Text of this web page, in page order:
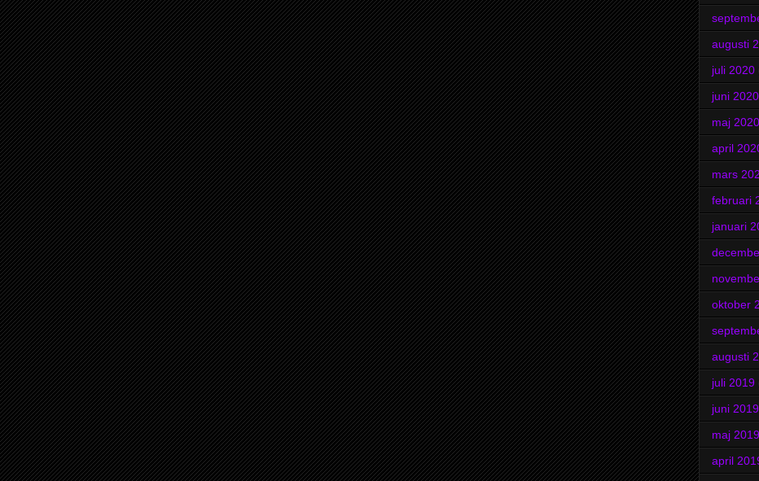
augusti
juli 2020
juni 2020
maj 2020
april
mars
februari
januari
oktober
augusti
juli 2019
juni 2019
maj 2019
april